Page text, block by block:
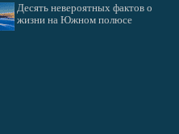
Десять невероятных фактов о
жизни на Южном полюсе